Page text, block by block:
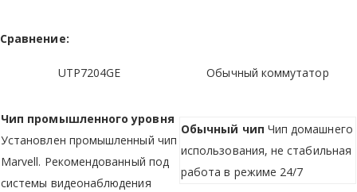
Сравнение:
UTP7204GE Обычный коммутатор
Чип промышленного уровня
Установлен промышленный чип
Marvell. Рекомендованный под
системы видеонаблюдения
Обычный чип Чип домашнего
использования, не стабильная
работа в режиме 24/7